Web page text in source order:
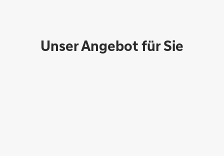
Unser Angebot für Sie